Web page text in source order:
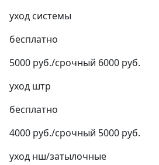
уход системы
бесплатно
5000 руб./срочный 6000 руб.
уход штр
бесплатно
4000 руб./срочный 5000 руб.
уход нш/затылочные